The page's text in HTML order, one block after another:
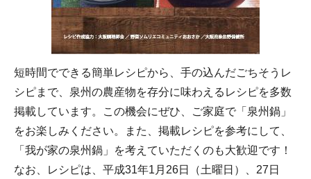
短時間でできる簡単レシピから、手の込んだごちそうレ
シピまで、泉州の農産物を存分に味わえるレシピを多数
掲載しています。この機会にぜひ、ご家庭で「泉州鍋」
をお楽しみください。また、掲載レシピを参考にして、
「我が家の泉州鍋」を考えていただくのも大歓迎です！
なお、レシピは、平成31年1月26日（土曜日）、27日